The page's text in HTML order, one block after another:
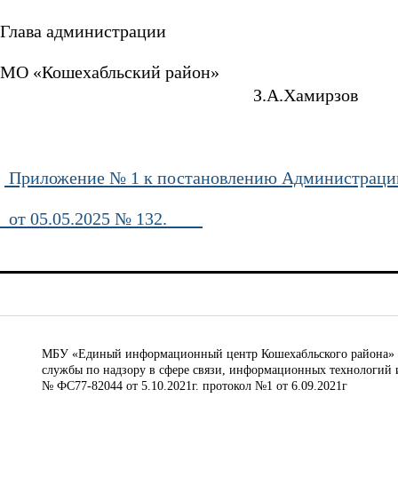
Глава администрации
МО «Кошехабльский
З.А.Хамирзов
Приложение № 1 к постановлению
от 05.05.2025 № 132.
МБУ «Единый информационный центр Кошехабльского района»
службы по надзору в сфере связи, информационных
№ ФС77-82044 от 5.10.2021г. протокол №1 от 6.09.2021г